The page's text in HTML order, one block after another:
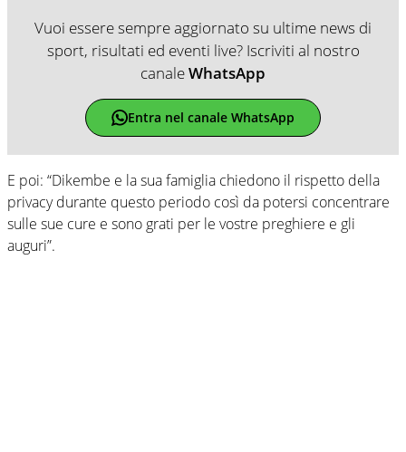
Vuoi essere sempre aggiornato su ultime news di
sport, risultati ed eventi live? Iscriviti al nostro
canaleWhatsApp
Entra nel canale WhatsApp
E poi: “Dikembe e la sua famiglia chiedono il rispetto della
privacy durante questo periodo così da potersi concentrare
sulle sue cure e sono grati per le vostre preghiere e gli
auguri”.